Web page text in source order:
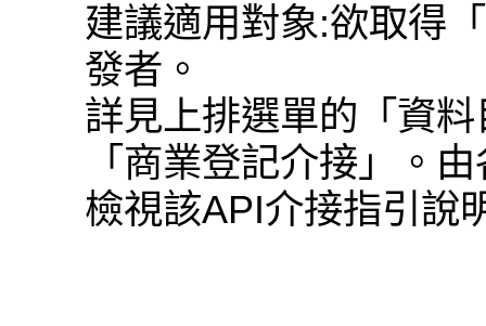
建議適用對象:欲取得
發者。
詳見上排選單的「資
「商業登記介接」。
檢視該API介接指引說